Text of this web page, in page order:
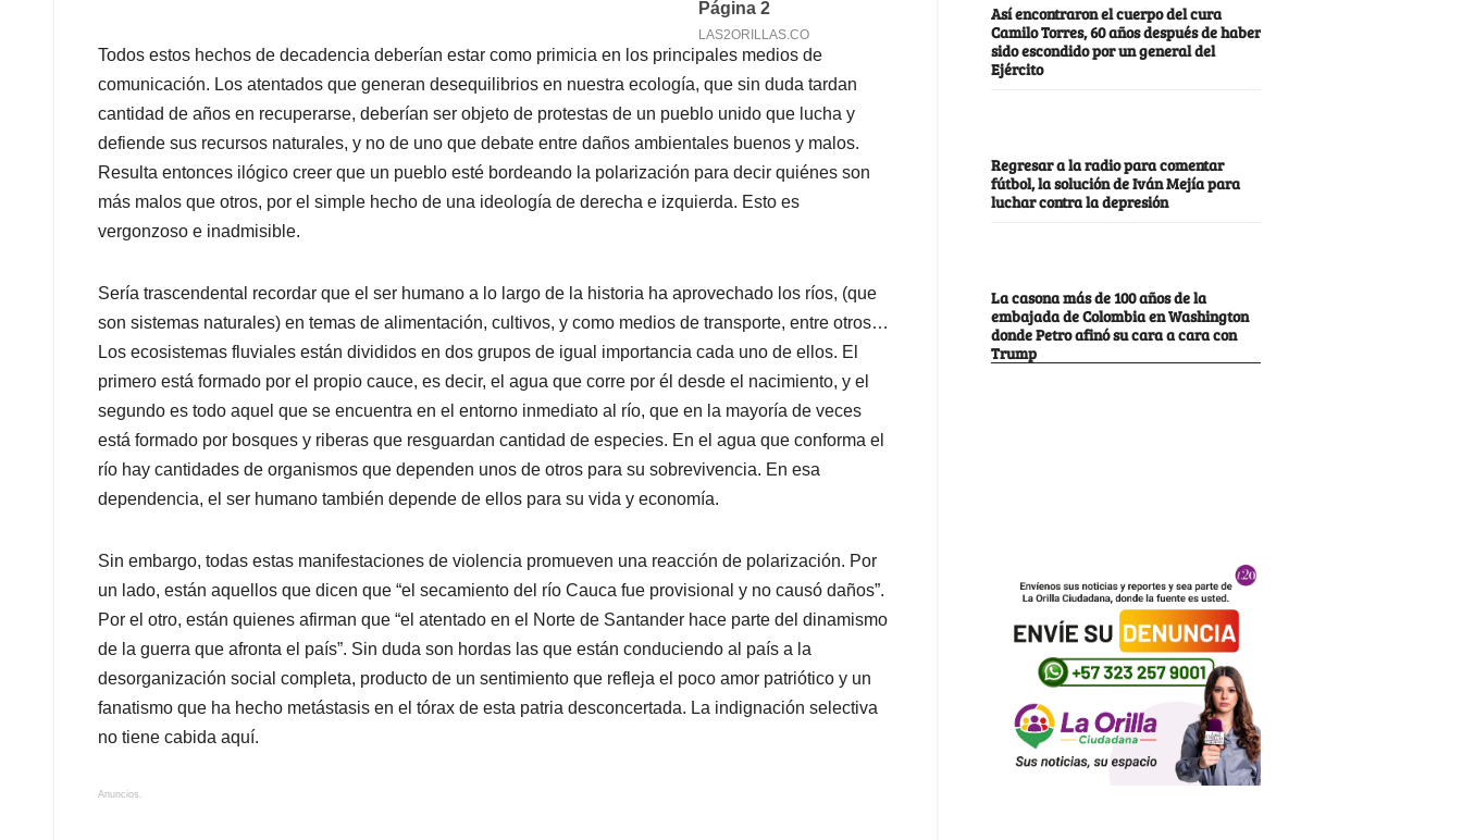
Todos estos hechos de decadencia deberían estar como primicia en los principales medios de
comunicación. Los atentados que generan desequilibrios en nuestra ecología, que sin duda tardan
cantidad de años en recuperarse, deberían ser objeto de protestas de un pueblo unido que lucha y
defiende sus recursos naturales, y no de uno que debate entre daños ambientales buenos y malos.
Resulta entonces ilógico creer que un pueblo esté bordeando la polarización para decir quiénes son
más malos que otros, por el simple hecho de una ideología de derecha e izquierda. Esto es
vergonzoso e inadmisible.
Sería trascendental recordar que el ser humano a lo largo de la historia ha aprovechado los ríos, (que
son sistemas naturales) en temas de alimentación, cultivos, y como medios de transporte, entre otros…
Los ecosistemas fluviales están divididos en dos grupos de igual importancia cada uno de ellos. El
primero está formado por el propio cauce, es decir, el agua que corre por él desde el nacimiento, y el
segundo es todo aquel que se encuentra en el entorno inmediato al río, que en la mayoría de veces
está formado por bosques y riberas que resguardan cantidad de especies. En el agua que conforma el
río hay cantidades de organismos que dependen unos de otros para su sobrevivencia. En esa
dependencia, el ser humano también depende de ellos para su vida y economía.
Sin embargo, todas estas manifestaciones de violencia promueven una reacción de polarización. Por
un lado, están aquellos que dicen que “el secamiento del río Cauca fue provisional y no causó daños”.
Por el otro, están quienes afirman que “el atentado en el Norte de Santander hace parte del dinamismo
de la guerra que afronta el país”. Sin duda son hordas las que están conduciendo al país a la
desorganización social completa, producto de un sentimiento que refleja el poco amor patriótico y un
fanatismo que ha hecho metástasis en el tórax de esta patria desconcertada. La indignación selectiva
no tiene cabida aquí.
Anuncios.
Así encontraron el cuerpo del cura
Camilo Torres, 60 años después de haber
sido escondido por un general del
Ejército
Regresar a la radio para comentar
fútbol, la solución de Iván Mejía para
luchar contra la depresión
La casona más de 100 años de la
embajada de Colombia en Washington
donde Petro afinó su cara a cara con
Trump